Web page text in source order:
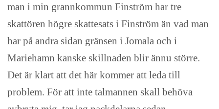
man i min grannkommun Finström har tre
skattören högre skattesats i Finström än vad man
har på andra sidan gränsen i Jomala och i
Mariehamn kanske skillnaden blir ännu större.
Det är klart att det här kommer att leda till
problem. För att inte talmannen skall behöva